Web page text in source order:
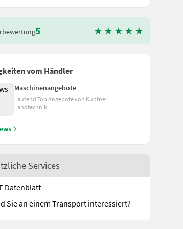
+ Messerbox für
5
vom Händler
Maschinenangebote
Laufend Top Angebote von Kupfner
Landtechnik
Services
Datenblatt
Sie an einem Transport interessiert?